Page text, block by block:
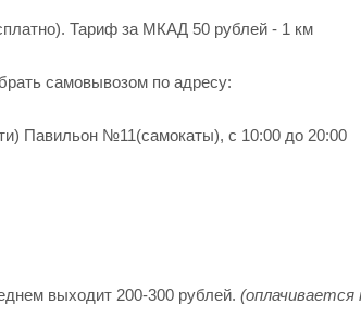
Тариф за МКАД 50 рублей - 1 км
самовывозом по адресу:
Павильон №11(cамокаты), с 10:00 до 20:00
выходит 200-300 рублей. (оплачивается